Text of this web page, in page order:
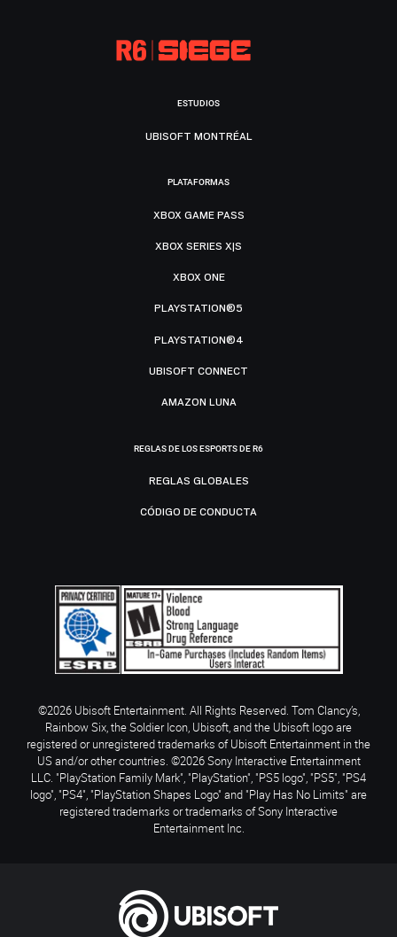
ESTUDIOS
UBISOFT MONTRÉAL
PLATAFORMAS
XBOX GAME PASS
XBOX SERIES X|S
XBOX ONE
PLAYSTATION®5
PLAYSTATION®4
UBISOFT CONNECT
AMAZON LUNA
REGLAS DE LOS ESPORTS DE R6
REGLAS GLOBALES
CÓDIGO DE CONDUCTA
©2026 Ubisoft Entertainment. All Rights Reserved. Tom Clancy’s,
Rainbow Six, the Soldier Icon, Ubisoft, and the Ubisoft logo are
registered or unregistered trademarks of Ubisoft Entertainment in the
US and/or other countries. ©2026 Sony Interactive Entertainment
LLC. "PlayStation Family Mark", "PlayStation", "PS5 logo", "PS5", "PS4
logo", "PS4", "PlayStation Shapes Logo" and "Play Has No Limits" are
registered trademarks or trademarks of Sony Interactive
Entertainment Inc.